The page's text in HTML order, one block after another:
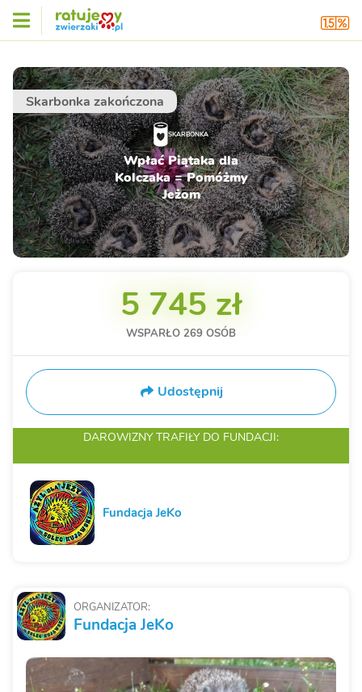
Skarbonka zakończona
SKARBONKA
Wpłać Piątaka dla
Kolczaka = Pomóżmy
Jeżom
ORGANIZATOR:
Fundacja JeKo
5 745 zł
WSPARŁO 269 OSÓB
Udostępnij
DAROWIZNY TRAFIŁY DO FUNDACJI:
Fundacja JeKo